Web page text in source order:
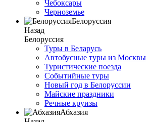
Чебоксары
Черноземье
Белоруссия
Назад
Белоруссия
Туры в Беларусь
Автобусные туры из Москвы
Туристические поезда
Событийные туры
Новый год в Белоруссии
Майские праздники
Речные круизы
Абхазия